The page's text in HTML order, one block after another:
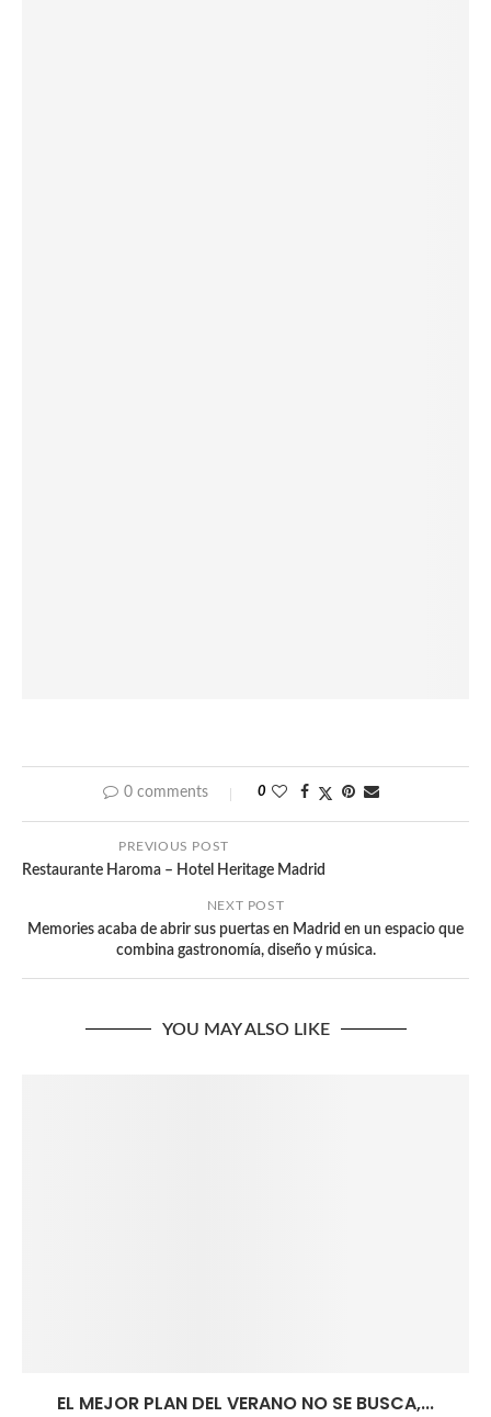
0 comments 0
PREVIOUS POST
Restaurante Haroma – Hotel Heritage Madrid
NEXT POST
Memories acaba de abrir sus puertas en Madrid en un espacio que
combina gastronomía, diseño y música.
YOU MAY ALSO LIKE
EL MEJOR PLAN DEL VERANO NO SE BUSCA,...